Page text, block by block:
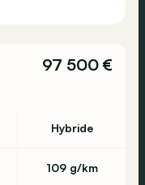
97 500 €
Hybride
109 g/km